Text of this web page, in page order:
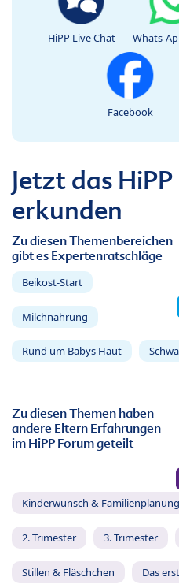
HiPP Live Chat Whats-
Facebook
Jetzt das
erkunden
Zu diesen Themenbereichen
gibt es Expertenratschläge
Beikost-Start
Milchnahrung
Rund um Babys Haut
Zu diesen Themen haben
andere Eltern Erfahrungen
im HiPP Forum geteilt
Kinderwunsch & Familienplanung
2. Trimester 3. Trimester
Stillen & Fläschchen Das